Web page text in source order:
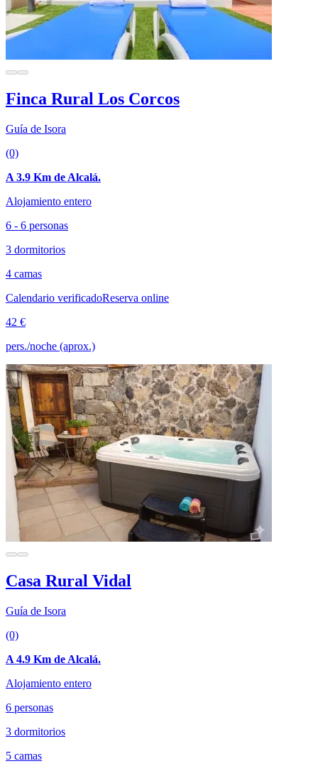
Finca Rural Los Corcos
Guía de Isora
(0)
A 3.9 Km de Alcalá.
Alojamiento entero
6 - 6 personas
3 dormitorios
4 camas
Calendario verificadoReserva online
42 €
pers./noche (aprox.)
Casa Rural Vidal
Guía de Isora
(0)
A 4.9 Km de Alcalá.
Alojamiento entero
6 personas
3 dormitorios
5 camas